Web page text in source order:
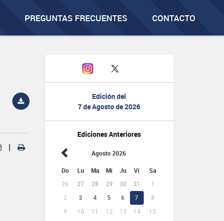
PREGUNTAS FRECUENTES CONTACTO
Edición del
7 de Agosto de 2026
Ediciones Anteriores
Agosto 2026
Do Lu Ma Mi Ju Vi Sa
26 27 28 29 30 31
1
2
3 4 5 6 7
8
9
10 11 12 13 14
15
|